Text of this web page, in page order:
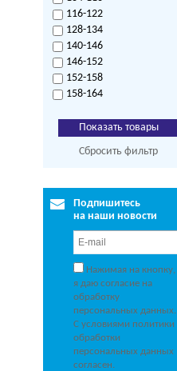
116-122
128-134
140-146
146-152
152-158
158-164
Сбросить фильтр
Подпишитесь
на наши новости
Нажимая на кнопку,
я даю согласие на
обработку
персональных данных.
С условиями политики
обработки
персональных данных
согласен.